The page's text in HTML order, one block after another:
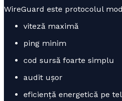
WireGuard este protocolul
viteză maximă
ping minim
cod sursă foarte simplu
audit ușor
eficiență energetică pe